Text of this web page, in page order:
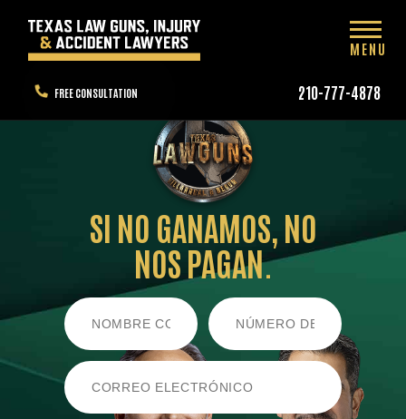
FREE CONSULTATION 210-777-4878
MENU
SI NO GANAMOS, NO
NOS PAGAN.